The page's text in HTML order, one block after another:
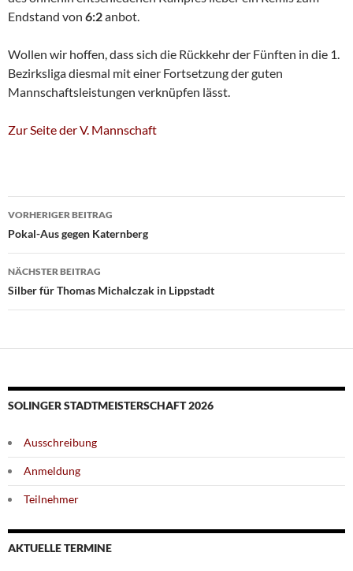
Endstand von 6:2anbot.
Wollen wir hoffen, dass sich die Rückkehr der Fünften in die 1.
Bezirksliga diesmal mit einer Fortsetzung der guten
Mannschaftsleistungen verknüpfen lässt.
Zur Seite der V. Mannschaft
Beitragsnavigation
VORHERIGER BEITRAG
Pokal-Aus gegen Katernberg
NÄCHSTER BEITRAG
Silber für Thomas Michalczak in Lippstadt
SOLINGER STADTMEISTERSCHAFT 2026
Ausschreibung
Anmeldung
Teilnehmer
AKTUELLE TERMINE